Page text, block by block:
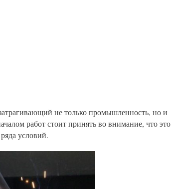
не только промышленность, но и
работ стоит принять во внимание, что это
условий.